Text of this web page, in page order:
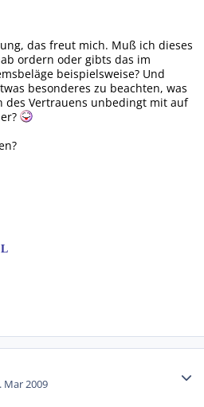
das freut mich. Muß ich dieses
ordern oder gibts das im
beispielsweise? Und
besonderes zu beachten, was
des Vertrauens unbedingt mit auf
L
Mar 2009